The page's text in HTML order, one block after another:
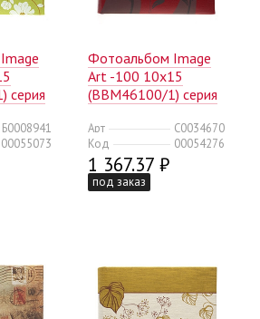
серия
Б0008941
00055073
Фотоальбом Image
Art -100 10x15
(BBM46100/1) серия
Арт
C0034670
Код
00054276
1 367.37 ₽
под заказ